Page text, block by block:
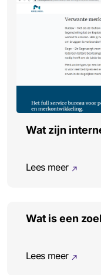
Wat zijn
Lees meer
Wat is een
Lees meer